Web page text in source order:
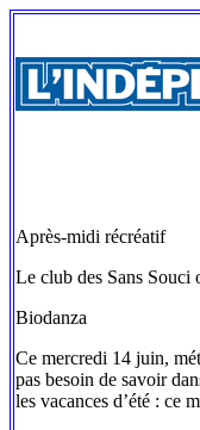
Après-midi récréatif
Le club des Sans Souci
Biodanza
Ce mercredi 14 juin,
pas besoin de savoir
les vacances d’été : ce